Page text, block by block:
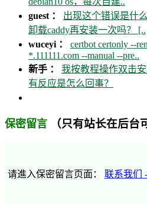
guest ： 出现这个错误是什
卸载caddy再安装一次吗？ [..
wuceyi ： certbot certonly --
*.111111.com --manual --pre..
新手 ： 我按教程操作双击安
有反应是怎么回事？
保密留言 （只有站长在后台
请進入保密留言页面： 联系我们